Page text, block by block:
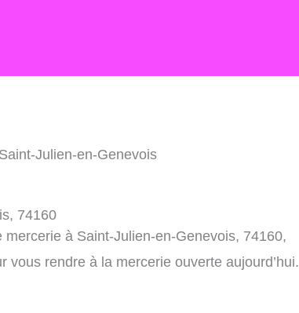
Julien-en-Genevois
74160
à Saint-Julien-en-Genevois, 74160,
rendre à la mercerie ouverte aujourd’hui.